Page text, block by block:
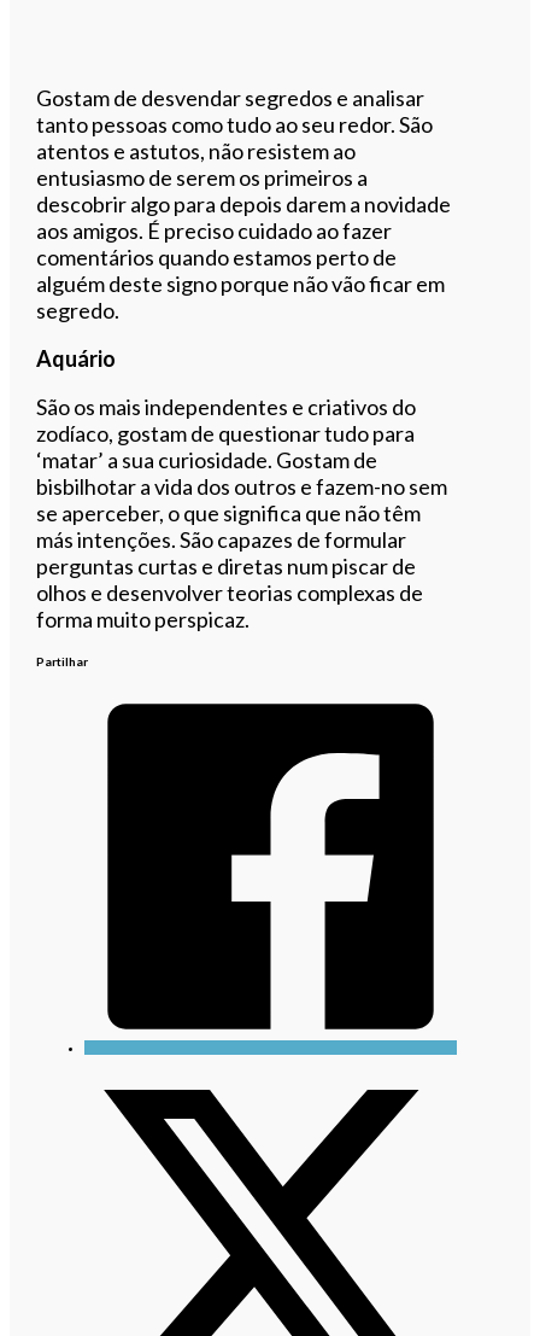
Gostam de desvendar segredos e analisar
tanto pessoas como tudo ao seu redor. São
atentos e astutos, não resistem ao
entusiasmo de serem os primeiros a
descobrir algo para depois darem a novidade
aos amigos. É preciso cuidado ao fazer
comentários quando estamos perto de
alguém deste signo porque não vão ficar em
segredo.
Aquário
São os mais independentes e criativos do
zodíaco, gostam de questionar tudo para
‘matar’ a sua curiosidade. Gostam de
bisbilhotar a vida dos outros e fazem-no sem
se aperceber, o que significa que não têm
más intenções. São capazes de formular
perguntas curtas e diretas num piscar de
olhos e desenvolver teorias complexas de
forma muito perspicaz.
Partilhar